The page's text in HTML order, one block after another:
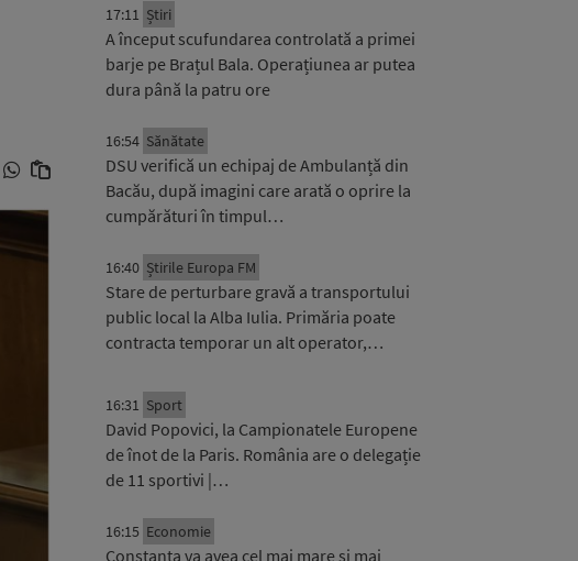
17:11 Știri
A început scufundarea controlată a primei
barje pe Brațul Bala. Operațiunea ar putea
dura până la patru ore
16:54 Sănătate
DSU verifică un echipaj de Ambulanță din
Bacău, după imagini care arată o oprire la
cumpărături în timpul…
16:40 Știrile Europa FM
Stare de perturbare gravă a transportului
public local la Alba Iulia. Primăria poate
contracta temporar un alt operator,…
16:31 Sport
David Popovici, la Campionatele Europene
de înot de la Paris. România are o delegație
de 11 sportivi |…
16:15 Economie
Constanța va avea cel mai mare și mai